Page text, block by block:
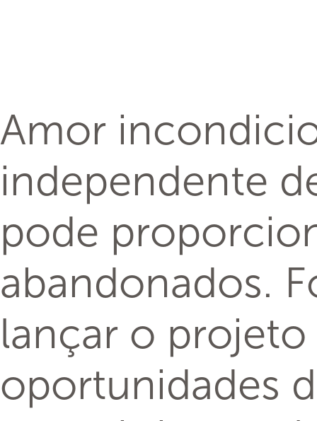
acima de 18
abandonado à
O projeto
fotógrafos
tempo para
desses animais